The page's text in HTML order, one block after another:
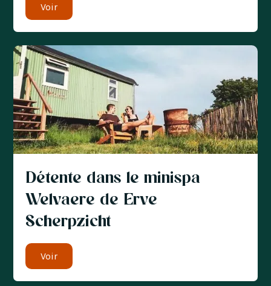
Voir
Détente dans le minispa
Welvaere de Erve
Scherpzicht
Voir